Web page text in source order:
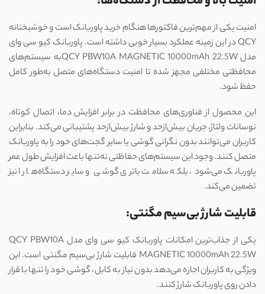
امنیت یکی از مهم‌ترین فاکتورها هنگام خرید پاوربانک است و خوشبختانه
QCY در این زمینه عملکرد بسیار خوبی داشته است. پاوربانک کیو سی وای
مدل QCY PBW10A MAGNETIC 10000mAh 22.5Wبه سیستم‌های
محافظتی مختلفی مجهز شده تا امنیت دستگاه‌های متصل به‌طور کامل
حفظ شود.
این محصول از فناوری‌های محافظت در برابر افزایش دما، اتصال کوتاه،
نوسانات ولتاژ، جریان بیش‌ازحد و شارژ بیش‌ازحد پشتیبانی می‌کند. بنابراین
کاربران می‌توانند بدون نگرانی گوشی یا سایر گجت‌های خود را به پاوربانک
متصل کنند. وجود این سیستم‌های حفاظتی نه‌تنها باعث افزایش طول عمر
پاوربانک می‌شود، بلکه سلامت باتری گوشی و سایر دستگاه‌ها را نیز
تضمین می‌کند.
قابلیت شارژ بی‌سیم مگنتی:
یکی از جذاب‌ترین امکانات پاوربانک کیو سی وای مدل QCY PBW10A
MAGNETIC 10000mAh 22.5W قابلیت شارژ بی‌سیم مگنتی است. این
ویژگی به کاربران اجازه می‌دهد بدون نیاز به کابل، گوشی خود را تنها با قرار
دادن روی پاوربانک شارژ کنند.